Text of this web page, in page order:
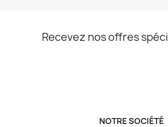
Recevez nos offres
NOTRE SOCIÉTÉ